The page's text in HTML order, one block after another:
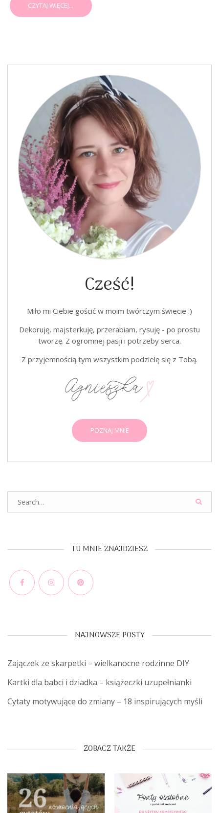
CZYTAJ WIĘCEJ...
Cześć!
Miło mi Ciebie gościć w moim twórczym świecie :)
Dekoruję, majsterkuję, przerabiam, rysuję - po prostu
tworzę. Z ogromnej pasji i potrzeby serca.
Z przyjemnością tym wszystkim podzielę się z Tobą.
POZNAJ MNIE
TU MNIE ZNAJDZIESZ
NAJNOWSZE POSTY
Zajączek ze skarpetki – wielkanocne rodzinne DIY
Kartki dla babci i dziadka – książeczki uzupełnianki
Cytaty motywujące do zmiany – 18 inspirujących myśli
ZOBACZ TAKŻE